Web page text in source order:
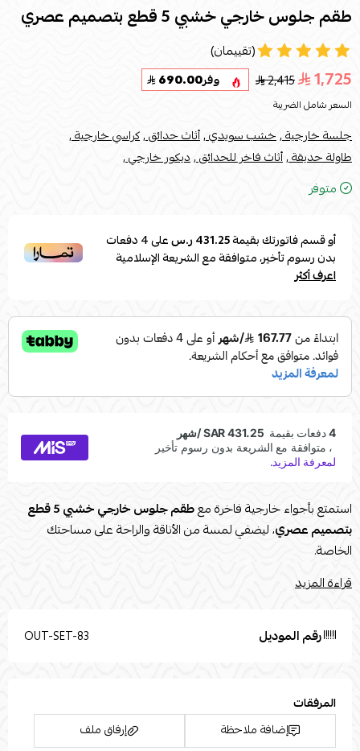
طقم جلوس خارجي خشبي 5 قطع بتصميم عصري
(تقييمان)
1,725
2,415 وفر690.00
السعر شامل الضريبة
جلسة خارجية ,خشب سويدي ,أثاث حدائق ,كراسي خارجية ,
طاولة حديقة ,أثاث فاخر للحدائق ,ديكور خارجي ,
متوفر
أو قسم فاتورتك بقيمة431.25 ر.س على4دفعات
بدون رسوم تأخير، متوافقة مع الشريعة الإسلامية
اعرف أكثر
استمتع بأجواء خارجية فاخرة مع
طقم جلوس خارجي خشبي 5 قطع
بتصميم عصري، ليضفي لمسة من الأناقة والراحة على مساحتك
الخاصة.
مميزات رئيسية:
والاستدامة.
وسائد مريحة:
طاولة قهوة عملية:مثالية لوضع المشروبات والوجبات الخفيفة أثناء
قراءة المزيد
رقم الموديل OUT-SET-83
المرفقات
إضافة ملاحظة
إرفاق ملف